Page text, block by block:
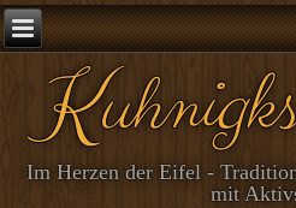
Im Herzen der Eifel -
mit